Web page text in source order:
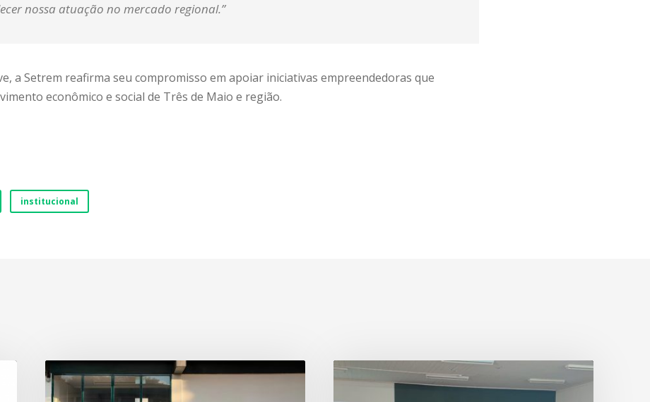
nossa atuação no mercado regional.”
a Setrem reafirma seu compromisso em apoiar iniciativas empreendedoras que
econômico e social de Três de Maio e região.
institucional